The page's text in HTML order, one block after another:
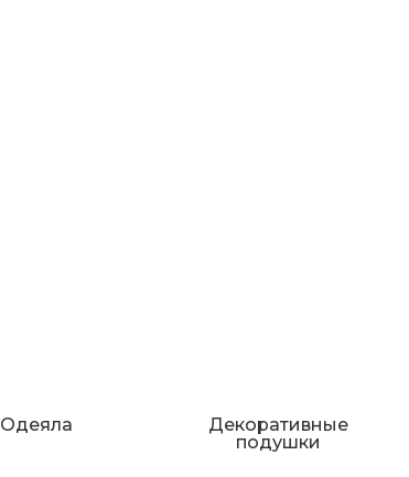
Одеяла
Декоративные
подушки